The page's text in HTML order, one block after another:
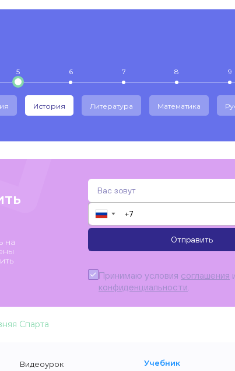
5 6 7 8 9
История Литература Математика
на
▼
Отправить
Принимаю условия соглашения
конфиденциальности
Спарта
Видеоурок Учебник